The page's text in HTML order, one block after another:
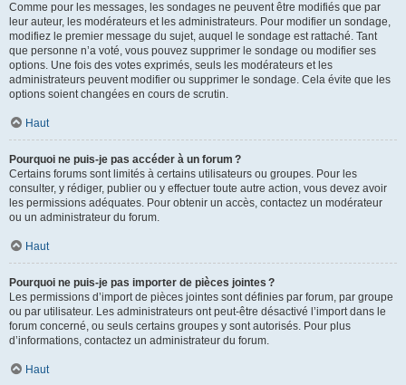
Comme pour les messages, les sondages ne peuvent être modifiés que par
leur auteur, les modérateurs et les administrateurs. Pour modifier un sondage,
modifiez le premier message du sujet, auquel le sondage est rattaché. Tant
que personne n’a voté, vous pouvez supprimer le sondage ou modifier ses
options. Une fois des votes exprimés, seuls les modérateurs et les
administrateurs peuvent modifier ou supprimer le sondage. Cela évite que les
options soient changées en cours de scrutin.
Haut
Pourquoi ne puis-je pas accéder à un forum ?
Certains forums sont limités à certains utilisateurs ou groupes. Pour les
consulter, y rédiger, publier ou y effectuer toute autre action, vous devez avoir
les permissions adéquates. Pour obtenir un accès, contactez un modérateur
ou un administrateur du forum.
Haut
Pourquoi ne puis-je pas importer de pièces jointes ?
Les permissions d’import de pièces jointes sont définies par forum, par groupe
ou par utilisateur. Les administrateurs ont peut-être désactivé l’import dans le
forum concerné, ou seuls certains groupes y sont autorisés. Pour plus
d’informations, contactez un administrateur du forum.
Haut